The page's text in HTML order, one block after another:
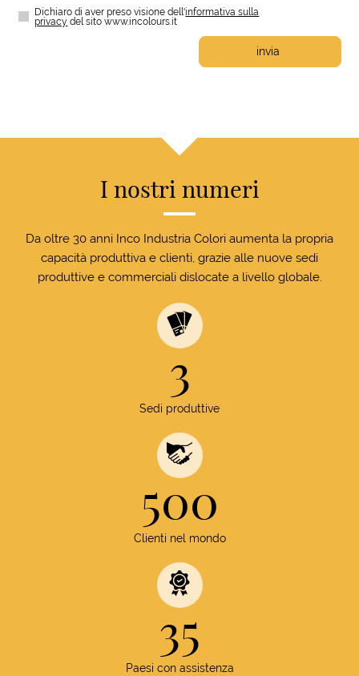
Dichiaro di aver preso visione dell'informativa sulla
privacy del sito www.incolours.it
invia
I nostri numeri
Da oltre 30 anni Inco Industria Colori aumenta la propria
capacità produttiva e clienti, grazie alle nuove sedi
produttive e commerciali dislocate a livello globale.
3
Sedi produttive
500
Clienti nel mondo
35
Paesi con assistenza